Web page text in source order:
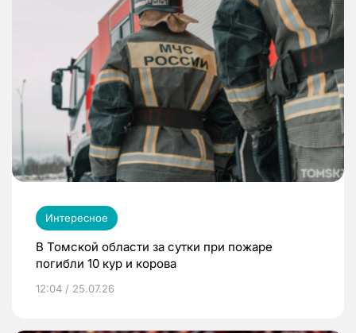
Интересное
В Томской области за сутки при пожаре
погибли 10 кур и корова
12:04 / 25.07.26